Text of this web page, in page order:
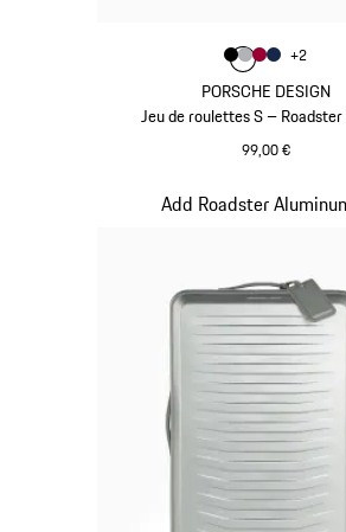
PORSCHE DESIGN
Jeu de roulettes S –
99,00 €
Couleur
Couleur Noir
CouleurArgent
Couleur
Couleur
+2
Add Roadster